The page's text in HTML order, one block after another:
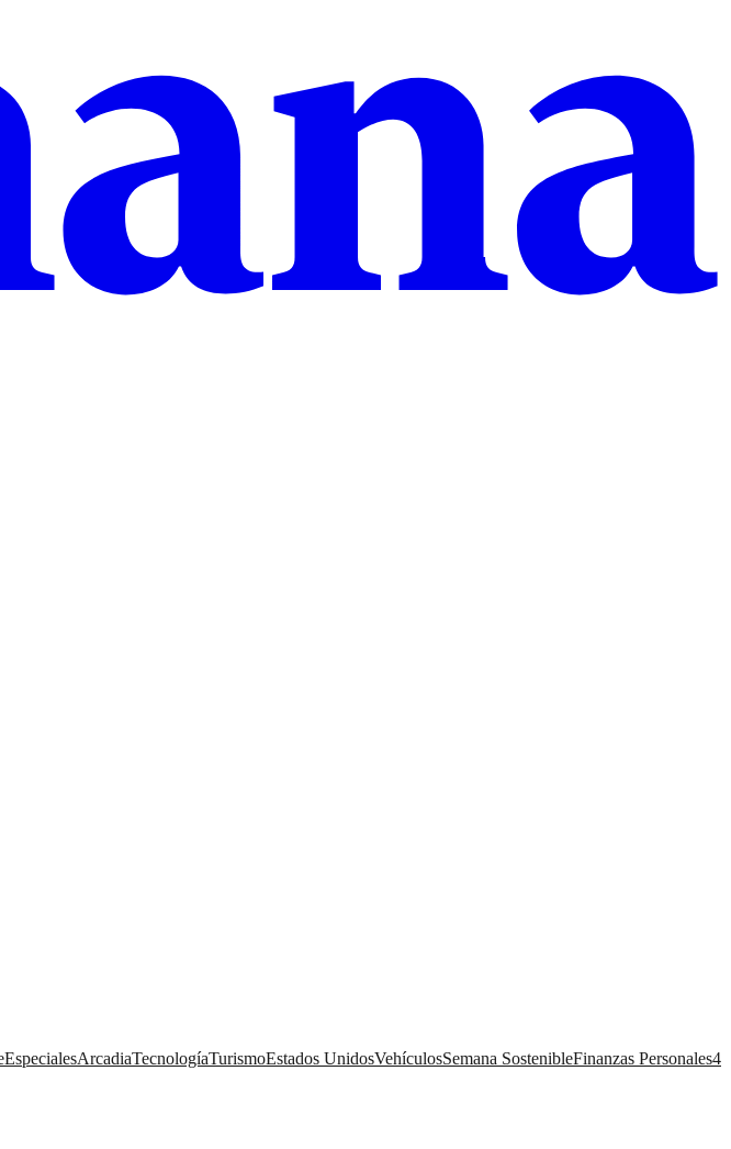
EspecialesArcadiaTecnologíaTurismoEstados UnidosVehículosSemana SostenibleFinanzas Personales4